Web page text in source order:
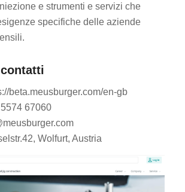
e strumenti e servizi che
specifiche delle aziende
beta.meusburger.com/en-gb
67060
Wolfurt, Austria